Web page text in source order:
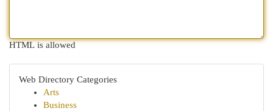
HTML is allowed
Web Directory Categories
Arts
Business